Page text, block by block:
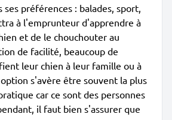
préférences : balades, sport,
à l'emprunteur d'apprendre à
et de le chouchouter au
de facilité, beaucoup de
leur chien à leur famille ou à
s'avère être souvent la plus
car ce sont des personnes
il faut bien s'assurer que